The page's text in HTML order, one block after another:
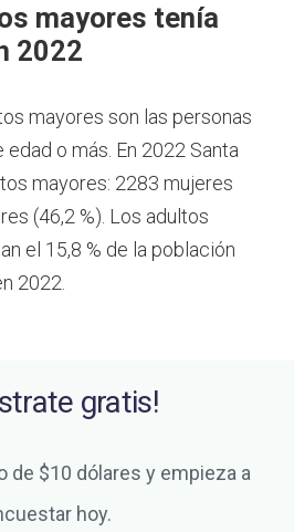
mayores tenía
2022
mayores son las personas
edad o más. En 2022 Santa
mayores: 2283 mujeres
(46,2 %). Los adultos
el 15,8 % de la población
2022.
gratis!
de $10 dólares y empieza a
hoy.